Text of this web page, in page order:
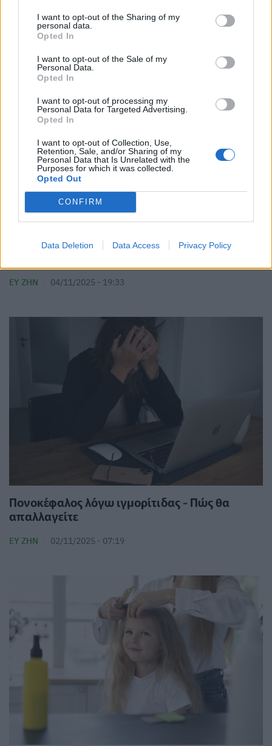
I want to opt-out of the Sharing of my
personal data.
Opted In
I want to opt-out of the Sale of my
Personal Data.
Opted In
I want to opt-out of processing my
Personal Data for Targeted Advertising.
Opted In
I want to opt-out of Collection, Use,
Retention, Sale, and/or Sharing of my
Personal Data that Is Unrelated with the
Purposes for which it was collected.
Opted Out
CONFIRM
Data Deletion Data Access Privacy Policy
ΕΥ ΖΗΝ 11/11/2025 - 15:44
Γιατρός αποκαλύπτει: Πώς θα αντιμετωπίσετε
ΕΥ ΖΗΝ 04/11/2025 - 19:33
Πονοκέφαλος λόγω ιγμορίτιδας - Πώς θα
απαλλαγείτε
ΕΥ ΖΗΝ 02/11/2025 - 07:19